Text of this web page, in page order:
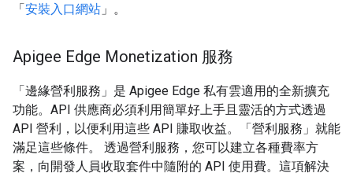
「安裝入口網站 」。
Apigee Edge Monetization 服務
「邊緣營利服務」是 Apigee Edge 私有雲適用的全新擴充
功能。API 供應商必須利用簡單好上手且靈活的方式透過
API 營利，以便利用這些 API 賺取收益。「營利服務」就能
滿足這些條件。 透過營利服務，您可以建立各種費率方
案，向開發人員收取套件中隨附的 API 使用費。這項解決